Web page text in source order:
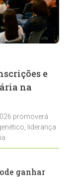
e
na
promoverá
liderança
ganhar